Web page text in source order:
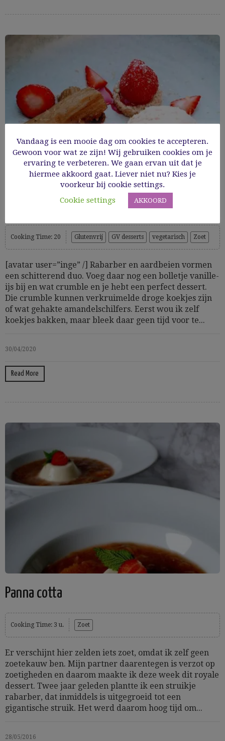
Dessert met rabarber en aardbei
Cooking Time: 20 Glutenvrij GV desserts vegetarisch Zoet
[avatar user=”inge” /] Rabarber en aardbeien vormen
een schitterend duo. Voeg daar nog een bolletje vanille-
ijs bij en wat crumble en je hebt een perfect dessert.
Die crumble kunnen verkruimelde droge koekjes zijn
of wat gehakte amandelschilfers. Eerst wou ik zelf
koekjes bakken, maar bleek daar geen tijd voor te...
30/04/2020
Read More
Panna cotta
Cooking Time: 3 u. Zoet
Er verschijnt hier zelden iets zoet, omdat ik zelf geen
zoetekauw ben. Mijn partner daarentegen is verzot op
zoetigheden en daarom maakte ik deze week dit royale
dessert. Twee jaar geleden plantte ik een struikje
rabarber, dat inmiddels is uitgegroeid tot een
gigantische struik. Het werd daarom hoog tijd om...
28/05/2016
Vandaag is een mooie dag om cookies te accepteren.
Gewoon voor wat ze zijn! Wij gebruiken cookies om je
ervaring te verbeteren. We gaan ervan uit dat je
hiermee akkoord gaat. Liever niet nu? Kies je
voorkeur bij cookie settings.
Cookie settings
AKKOORD